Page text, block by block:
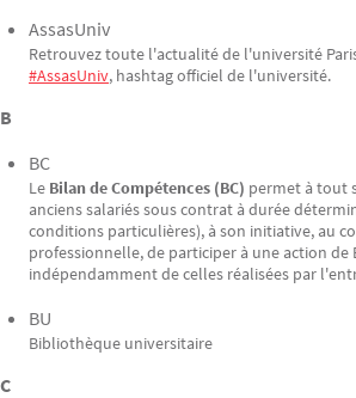
AssasUniv
Retrouvez toute l'actualité de l'université
#AssasUniv, hashtag officiel de l'université.
B
BC
Le Bilan de Compétences (BC) permet à tout
anciens salariés sous contrat à durée
conditions particulières), à son initiative, au
professionnelle, de participer à une action de
indépendamment de celles réalisées par
BU
Bibliothèque universitaire
C